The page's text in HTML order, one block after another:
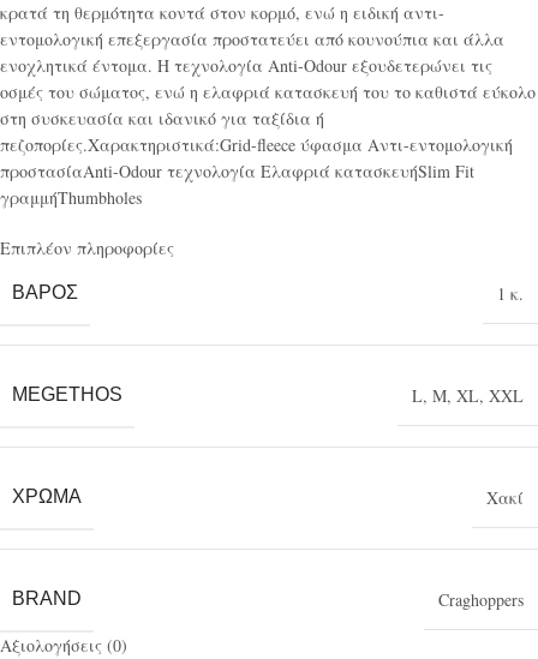
κρατά τη θερμότητα κοντά στον κορμό, ενώ η ειδική αντι-
εντομολογική επεξεργασία προστατεύει από κουνούπια και άλλα
ενοχλητικά έντομα. Η τεχνολογία Anti-Odour εξουδετερώνει τις
οσμές του σώματος, ενώ η ελαφριά κατασκευή του το καθιστά εύκολο
στη συσκευασία και ιδανικό για ταξίδια ή
πεζοπορίες.Χαρακτηριστικά:Grid-fleece ύφασμα Αντι-εντομολογική
προστασίαAnti-Odour τεχνολογία Ελαφριά κατασκευήSlim Fit
γραμμήThumbholes
Επιπλέον πληροφορίες
ΒΆΡΟΣ 1 κ.
MEGETHOS L, M, XL, XXL
ΧΡΏΜΑ Χακί
BRAND
Craghoppers
Αξιολογήσεις (0)